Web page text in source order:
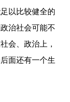
以比较健全的
治社会可能不
会、政治上，
面还有一个生